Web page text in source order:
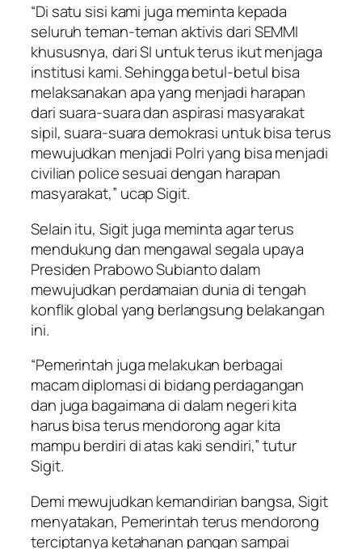
“Di satu sisi kami juga meminta kepada
seluruh teman-teman aktivis dari SEMMI
khususnya, dari SI untuk terus ikut menjaga
institusi kami. Sehingga betul-betul bisa
melaksanakan apa yang menjadi harapan
dari suara-suara dan aspirasi masyarakat
sipil, suara-suara demokrasi untuk bisa terus
mewujudkan menjadi Polri yang bisa menjadi
civilian police sesuai dengan harapan
masyarakat,” ucap Sigit.
Selain itu, Sigit juga meminta agar terus
mendukung dan mengawal segala upaya
Presiden Prabowo Subianto dalam
mewujudkan perdamaian dunia di tengah
konflik global yang berlangsung belakangan
ini.
“Pemerintah juga melakukan berbagai
macam diplomasi di bidang perdagangan
dan juga bagaimana di dalam negeri kita
harus bisa terus mendorong agar kita
mampu berdiri di atas kaki sendiri,” tutur
Sigit.
Demi mewujudkan kemandirian bangsa, Sigit
menyatakan, Pemerintah terus mendorong
terciptanya ketahanan pangan sampai